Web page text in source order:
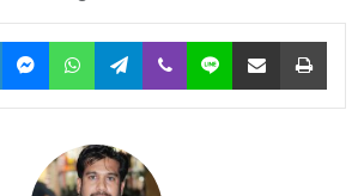
LinkedInMessengerWhatsAppTelegram
Viber Line Share via Email Print